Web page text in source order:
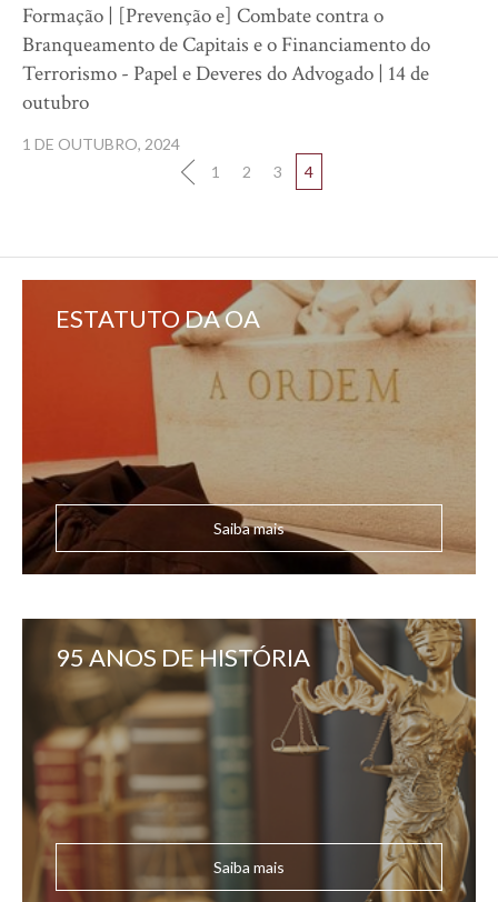
Formação | [Prevenção e] Combate contra o
Branqueamento de Capitais e o Financiamento do
Terrorismo - Papel e Deveres do Advogado | 14 de
outubro
1 DE OUTUBRO, 2024
1
2 3 4
ESTATUTO DA OA
Saiba mais
95 ANOS DE HISTÓRIA
Saiba mais